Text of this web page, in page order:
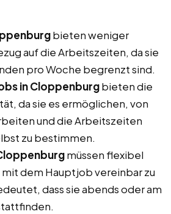
bieten weniger
auf die Arbeitszeiten, da sie
pro Woche begrenzt sind.
in Cloppenburgbieten die
da sie es ermöglichen, von
und die Arbeitszeiten
zu bestimmen.
müssen flexibel
mit dem Hauptjob vereinbar zu
dass sie abends oder am